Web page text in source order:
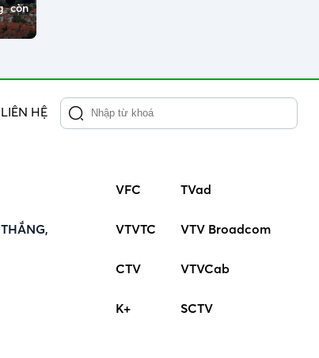
còn
LIÊN HỆ
VFC
VTVTC
CTV
K+
TVad
VTV Broadcom
VTVCab
SCTV